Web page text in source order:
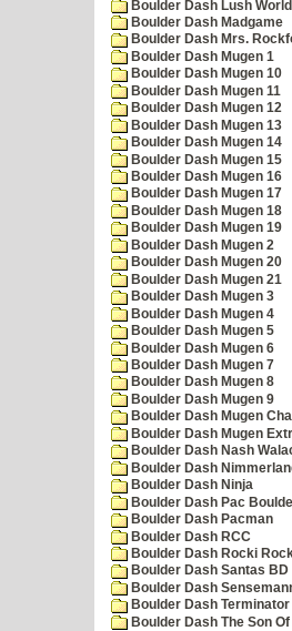
Boulder Dash Lush
Boulder Dash Madgame
Boulder Dash Mrs.
Boulder Dash Mugen 1
Boulder Dash Mugen 10
Boulder Dash Mugen 11
Boulder Dash Mugen 12
Boulder Dash Mugen 13
Boulder Dash Mugen 14
Boulder Dash Mugen 15
Boulder Dash Mugen 16
Boulder Dash Mugen 17
Boulder Dash Mugen 18
Boulder Dash Mugen 19
Boulder Dash Mugen 2
Boulder Dash Mugen 20
Boulder Dash Mugen 21
Boulder Dash Mugen 3
Boulder Dash Mugen 4
Boulder Dash Mugen 5
Boulder Dash Mugen 6
Boulder Dash Mugen 7
Boulder Dash Mugen 8
Boulder Dash Mugen 9
Boulder Dash Mugen
Boulder Dash Mugen
Boulder Dash Nash
Boulder Dash
Boulder Dash Ninja
Boulder Dash Pac
Boulder Dash Pacman
Boulder Dash RCC
Boulder Dash Rocki
Boulder Dash Santas
Boulder Dash
Boulder Dash
Boulder Dash The Son